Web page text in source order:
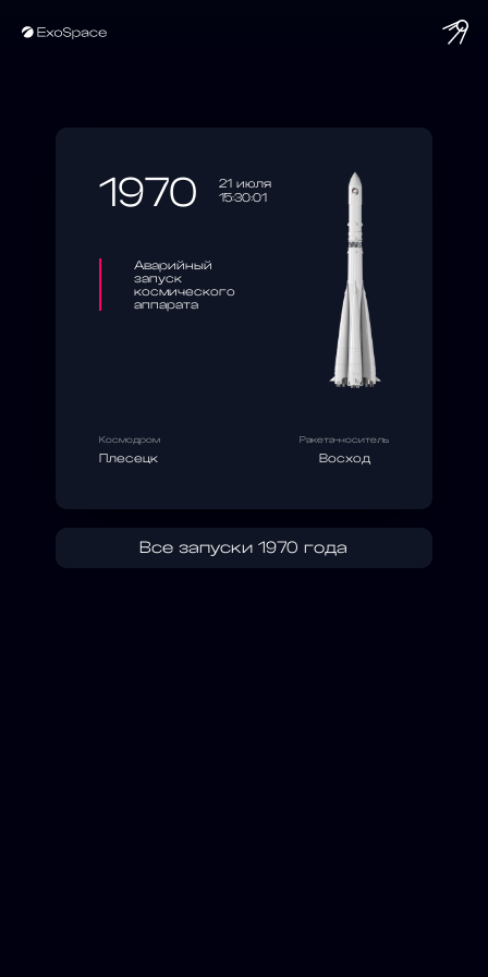
1970
21 июля
15:30:01
Аварийный
запуск
космического
аппарата
Космодром
Плесецк
Ракета-носитель
Восход
Все запуски 1970 года